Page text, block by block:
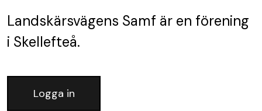
Landskärsvägens Samf är en förening
i Skellefteå.
Logga in